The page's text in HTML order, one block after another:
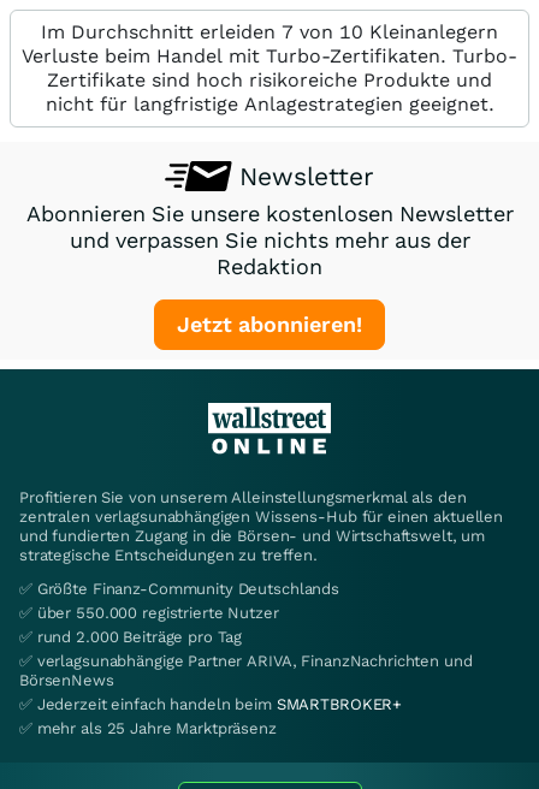
Im Durchschnitt erleiden 7 von 10 Kleinanlegern
Verluste beim Handel mit Turbo-Zertifikaten. Turbo-
Zertifikate sind hoch risikoreiche Produkte und
nicht für langfristige Anlagestrategien geeignet.
Newsletter
Abonnieren Sie unsere kostenlosen Newsletter
und verpassen Sie nichts mehr aus der
Redaktion
Jetzt abonnieren!
Profitieren Sie von unserem Alleinstellungsmerkmal als den
zentralen verlagsunabhängigen Wissens-Hub für einen aktuellen
und fundierten Zugang in die Börsen- und Wirtschaftswelt, um
strategische Entscheidungen zu treffen.
✅ Größte Finanz-Community Deutschlands
✅ über 550.000 registrierte Nutzer
✅ rund 2.000 Beiträge pro Tag
✅ verlagsunabhängige Partner ARIVA, FinanzNachrichten und
BörsenNews
✅ Jederzeit einfach handeln beim SMARTBROKER+
✅ mehr als 25 Jahre Marktpräsenz